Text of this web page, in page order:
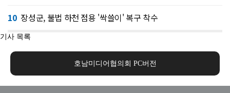
10 장성군, 불법 하천 점용 '싹쓸이' 복구 착수
기사 목록
호남미디어협의회 PC버전